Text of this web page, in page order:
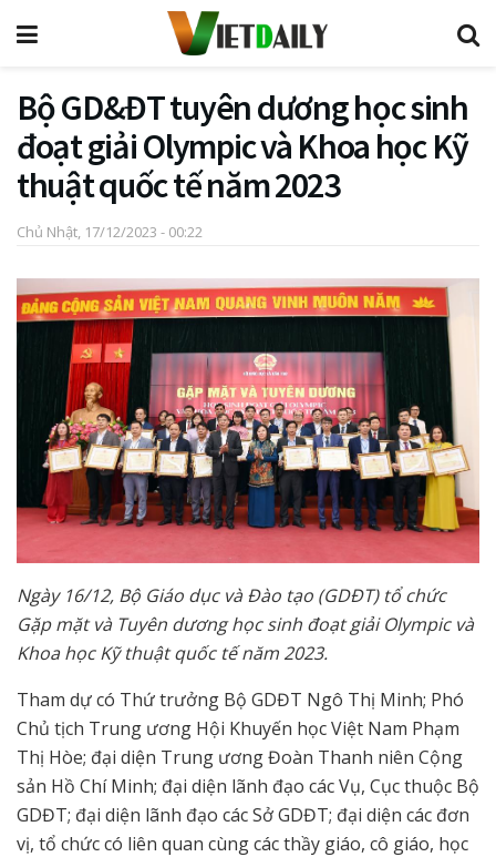
Bộ GD&ĐT tuyên dương học sinh
đoạt giải Olympic và Khoa học Kỹ
thuật quốc tế năm 2023
Chủ Nhật, 17/12/2023 - 00:22
Ngày 16/12, Bộ Giáo dục và Đào tạo (GDĐT) tổ chức
Gặp mặt và Tuyên dương học sinh đoạt giải Olympic và
Khoa học Kỹ thuật quốc tế năm 2023.
Tham dự có Thứ trưởng Bộ GDĐT Ngô Thị Minh; Phó
Chủ tịch Trung ương Hội Khuyến học Việt Nam Phạm
Thị Hòe; đại diện Trung ương Đoàn Thanh niên Cộng
sản Hồ Chí Minh; đại diện lãnh đạo các Vụ, Cục thuộc Bộ
GDĐT; đại diện lãnh đạo các Sở GDĐT; đại diện các đơn
vị, tổ chức có liên quan cùng các thầy giáo, cô giáo, học